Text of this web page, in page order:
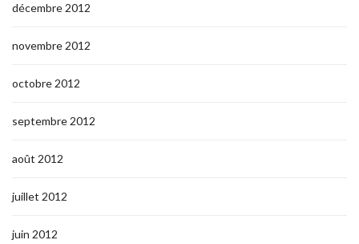
décembre 2012
novembre 2012
octobre 2012
septembre 2012
août 2012
juillet 2012
juin 2012